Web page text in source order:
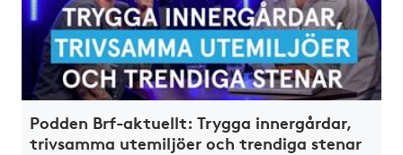
Podden Brf-aktuellt: Trygga innergårdar,
trivsamma utemiljöer och trendiga stenar